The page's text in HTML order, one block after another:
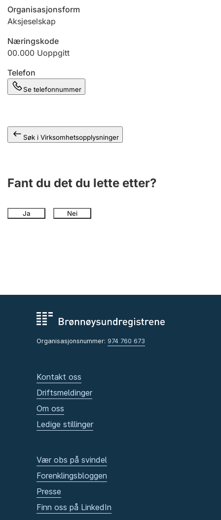
Ektepaktveileder
Offentlig sektor
Andre tema
Organisasjonsform
Aksjeselskap
Næringskode
00.000 Uoppgitt
Telefon
Se telefonnummer
Søk i Virksomhetsopplysninger
Fant du det du lette etter?
Ja Nei
Organisasjonsnummer: 974 760 673
Kontakt oss
Driftsmeldinger
Om oss
Ledige stillinger
Vær obs på svindel
Forenklingsbloggen
Presse
Finn oss på LinkedIn